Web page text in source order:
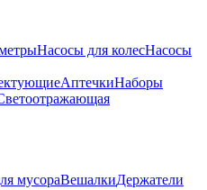
Насосы для колесНасосы
АптечкиНаборы
мусораВешалкиДержатели